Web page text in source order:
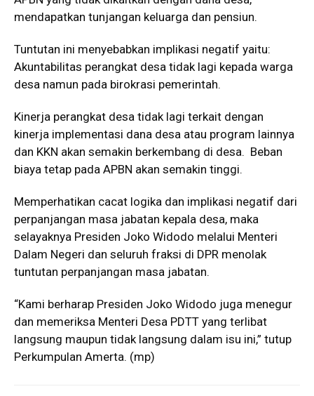
mendapatkan tunjangan keluarga dan pensiun.
Tuntutan ini menyebabkan implikasi negatif yaitu:
Akuntabilitas perangkat desa tidak lagi kepada warga
desa namun pada birokrasi pemerintah.
Kinerja perangkat desa tidak lagi terkait dengan
kinerja implementasi dana desa atau program lainnya
dan KKN akan semakin berkembang di desa. Beban
biaya tetap pada APBN akan semakin tinggi.
Memperhatikan cacat logika dan implikasi negatif dari
perpanjangan masa jabatan kepala desa, maka
selayaknya Presiden Joko Widodo melalui Menteri
Dalam Negeri dan seluruh fraksi di DPR menolak
tuntutan perpanjangan masa jabatan.
“Kami berharap Presiden Joko Widodo juga menegur
dan memeriksa Menteri Desa PDTT yang terlibat
langsung maupun tidak langsung dalam isu ini,” tutup
Perkumpulan Amerta. (mp)